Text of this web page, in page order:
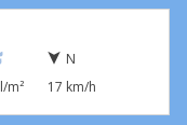
m²
N
17 km/h